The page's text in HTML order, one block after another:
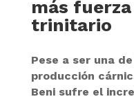
más
trinitario
Pese a ser una
producción
Beni sufre el